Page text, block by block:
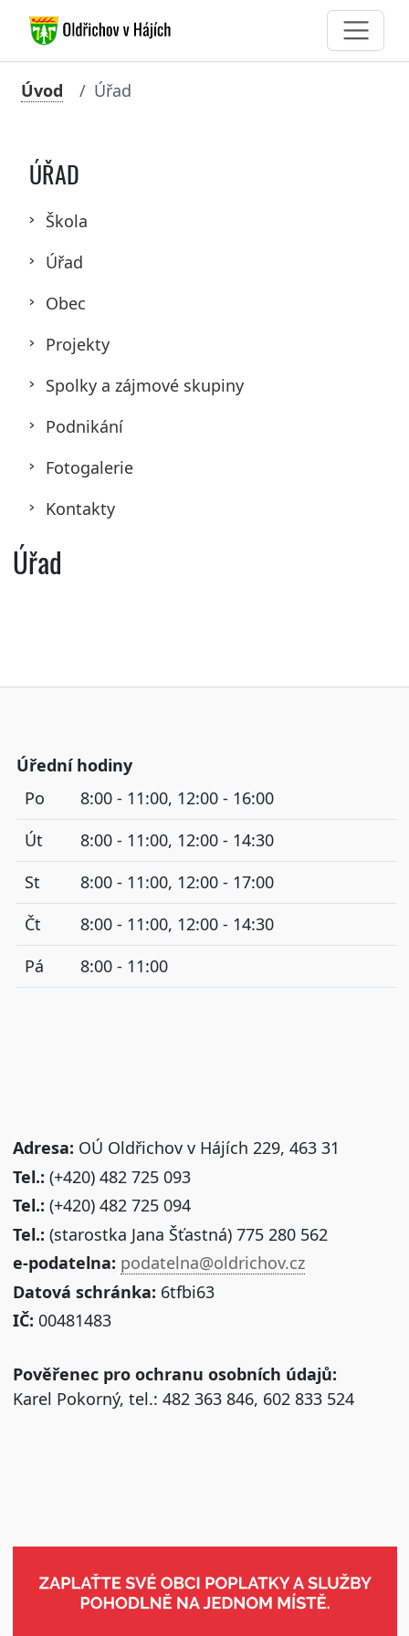
Úvod Úřad
ÚŘAD
Škola
Úřad
Obec
Projekty
Spolky a zájmové skupiny
Podnikání
Fotogalerie
Kontakty
Úřad
Úřední hodiny
Po
8:00 - 11:00, 12:00 - 16:00
Út
8:00 - 11:00, 12:00 - 14:30
St
8:00 - 11:00, 12:00 - 17:00
Čt
8:00 - 11:00, 12:00 - 14:30
Pá
8:00 - 11:00
Adresa: OÚ Oldřichov v Hájích 229, 463 31
Tel.: (+420) 482 725 093
Tel.: (+420) 482 725 094
Tel.: (starostka Jana Šťastná) 775 280 562
e-podatelna: podatelna@oldrichov.cz
Datová schránka: 6tfbi63
IČ: 00481483
Pověřenec pro ochranu osobních údajů:
Karel Pokorný, tel.: 482 363 846, 602 833 524